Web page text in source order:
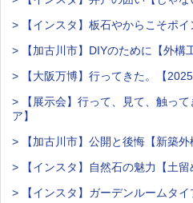
> 【インスタ】板石やからこそポイ
> 【加古川市】DIYのために【外構
> 【大阪万博】行ってきた。【2025
> 【展示会】行って、見て、触っ
ア】
> 【加古川市】公開と後悔【新築外
> 【インスタ】自然石の魅力【土留
> 【インスタ】ガーデンルームタイ